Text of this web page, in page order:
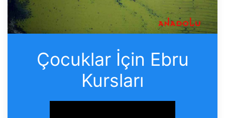
Çocuklar İçin Ebru
Kursları